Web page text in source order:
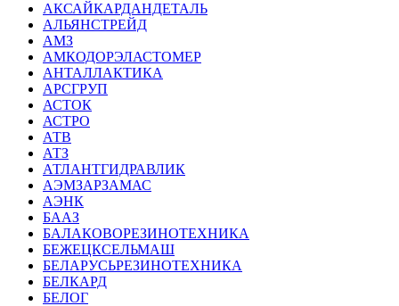
АКСАЙКАРДАНДЕТАЛЬ
АЛЬЯНСТРЕЙД
АМЗ
АМКОДОРЭЛАСТОМЕР
АНТАЛЛАКТИКА
АРСГРУП
АСТОК
АСТРО
АТВ
АТЗ
АТЛАНТГИДРАВЛИК
АЭМЗАРЗАМАС
АЭНК
БААЗ
БАЛАКОВОРЕЗИНОТЕХНИКА
БЕЖЕЦКСЕЛЬМАШ
БЕЛАРУСЬРЕЗИНОТЕХНИКА
БЕЛКАРД
БЕЛОГ